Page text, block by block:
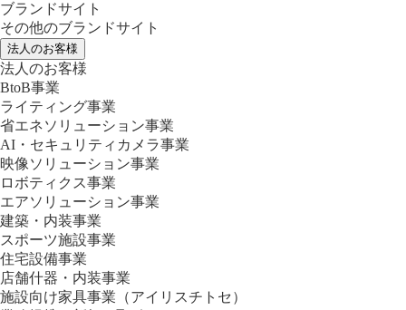
ブランドサイト
その他のブランドサイト
法人のお客様
法人のお客様
BtoB事業
ライティング事業
省エネソリューション事業
AI・セキュリティカメラ事業
映像ソリューション事業
ロボティクス事業
エアソリューション事業
建築・内装事業
スポーツ施設事業
住宅設備事業
店舗什器・内装事業
施設向け家具事業 （アイリスチトセ）